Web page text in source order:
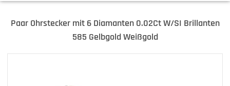
Paar Ohrstecker mit 6 Diamanten 0.02Ct W/SI Brillanten
585 Gelbgold Weißgold